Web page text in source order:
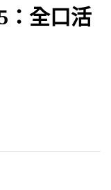
：全口活